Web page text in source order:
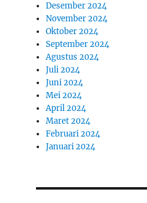
Desember 2024
November 2024
Oktober 2024
September 2024
Agustus 2024
Juli 2024
Juni 2024
Mei 2024
April 2024
Maret 2024
Februari 2024
Januari 2024